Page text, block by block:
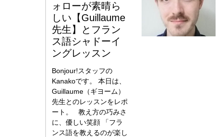
ォローが素晴ら
しい【Guillaume
先生】とフラン
ス語シャドーイ
ングレッスン
Bonjour!スタッフの
Kanakoです。 本日は、
Guillaume（ギヨーム）
先生とのレッスンをレポ
ート。 教え方の巧みさ
に、優しい笑顔 「フラ
ンス語を教えるのが楽し